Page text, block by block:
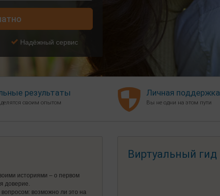
Надёжный сервис
результаты
своим опытом
Личная поддержка
Вы не одни на этом пути
историями – о первом
доверие.
возможно ли это на
Виртуальный гид